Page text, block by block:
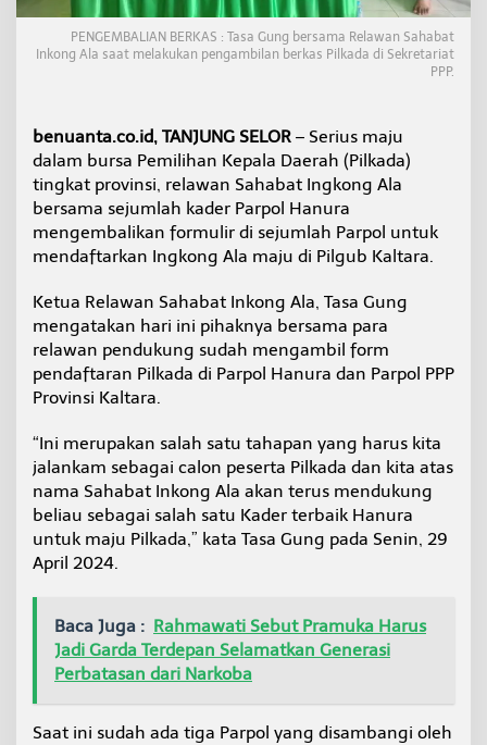
j
u
i
l
k
a
d
K
a
t
a
a
2
4
PENGEMBALIAN BERKAS : Tasa Gung bersama Relawan Sahabat
Inkong Ala saat melakukan pengambilan berkas Pilkada di Sekretariat
PPP.
benuanta.co.id, TANJUNG SELOR – Serius maju
dalam bursa Pemilihan Kepala Daerah (Pilkada)
tingkat provinsi, relawan Sahabat Ingkong Ala
bersama sejumlah kader Parpol Hanura
mengembalikan formulir di sejumlah Parpol untuk
mendaftarkan Ingkong Ala maju di Pilgub Kaltara.
Ketua Relawan Sahabat Inkong Ala, Tasa Gung
mengatakan hari ini pihaknya bersama para
relawan pendukung sudah mengambil form
pendaftaran Pilkada di Parpol Hanura dan Parpol PPP
Provinsi Kaltara.
“Ini merupakan salah satu tahapan yang harus kita
jalankam sebagai calon peserta Pilkada dan kita atas
nama Sahabat Inkong Ala akan terus mendukung
beliau sebagai salah satu Kader terbaik Hanura
untuk maju Pilkada,” kata Tasa Gung pada Senin, 29
April 2024.
Baca Juga : Rahmawati Sebut Pramuka Harus
Jadi Garda Terdepan Selamatkan Generasi
Perbatasan dari Narkoba
Saat ini sudah ada tiga Parpol yang disambangi oleh